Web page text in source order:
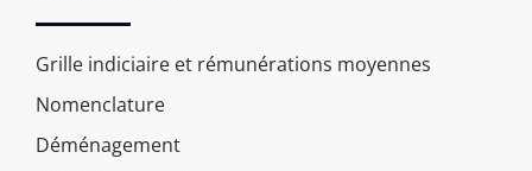
Grille indiciaire et rémunérations moyennes
Nomenclature
Déménagement